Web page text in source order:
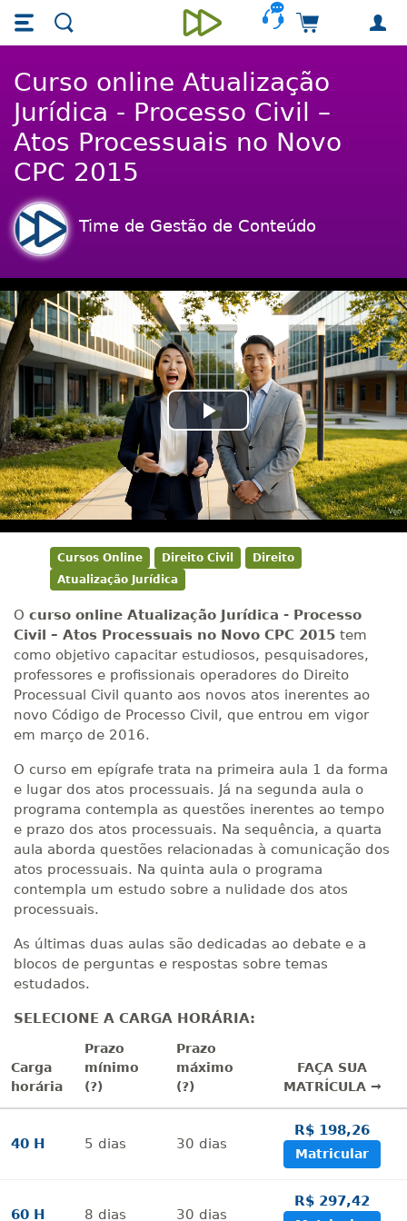
Skip main navigation
Skip to main content
Unieducar
Carrinho de
Curso online Atualização
Jurídica - Processo Civil –
Atos Processuais no Novo
CPC 2015
Time de Gestão de Conteúdo
Play
Video
Cursos Online Direito Civil
Direito
Atualização Jurídica
O curso online Atualização Jurídica - Processo
Civil – Atos Processuais no Novo CPC 2015 tem
como objetivo capacitar estudiosos, pesquisadores,
professores e profissionais operadores do Direito
Processual Civil quanto aos novos atos inerentes ao
novo Código de Processo Civil, que entrou em vigor
em março de 2016.
O curso em epígrafe trata na primeira aula 1 da forma
e lugar dos atos processuais. Já na segunda aula o
programa contempla as questões inerentes ao tempo
e prazo dos atos processuais. Na sequência, a quarta
aula aborda questões relacionadas à comunicação dos
atos processuais. Na quinta aula o programa
contempla um estudo sobre a nulidade dos atos
processuais.
As últimas duas aulas são dedicadas ao debate e a
blocos de perguntas e respostas sobre temas
estudados.
SELECIONE A CARGA HORÁRIA:
Carga
horária
Prazo
mínimo
(?)
Prazo
máximo
(?)
FAÇA SUA
MATRÍCULA →
40 H 5 dias 30 dias
R$ 198,26
Matricular
60 H 8 dias 30 dias
R$ 297,42